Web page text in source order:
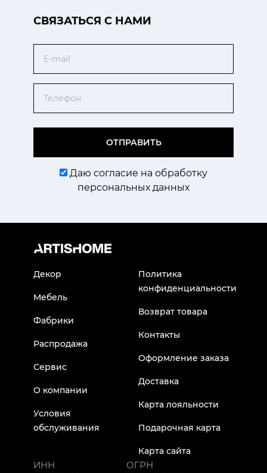
CВЯЗАТЬСЯ С НАМИ
ОТПРАВИТЬ
Даю согласие на обработку
персональных данных
Декор
Мебель
Фабрики
Распродажа
Сервис
О компании
Условия
обслуживания
Политика
конфиденциальности
Возврат товара
Контакты
Оформление заказа
Доставка
Карта лояльности
Подарочная карта
Карта сайта
ИНН
ОГРН